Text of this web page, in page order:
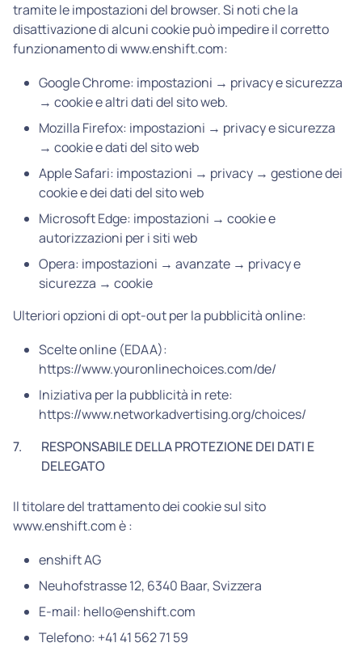
tramite le impostazioni del browser. Si noti che la
disattivazione di alcuni cookie può impedire il corretto
funzionamento di www.enshift.com:
Google Chrome: impostazioni → privacy e sicurezza
→ cookie e altri dati del sito web.
Mozilla Firefox: impostazioni → privacy e sicurezza
→ cookie e dati del sito web
Apple Safari: impostazioni → privacy → gestione dei
cookie e dei dati del sito web
Microsoft Edge: impostazioni → cookie e
autorizzazioni per i siti web
Opera: impostazioni → avanzate → privacy e
sicurezza → cookie
Ulteriori opzioni di opt-out per la pubblicità online:
Scelte online (EDAA):
https://www.youronlinechoices.com/de/
Iniziativa per la pubblicità in rete:
https://www.networkadvertising.org/choices/
7.
RESPONSABILE DELLA PROTEZIONE DEI DATI E
DELEGATO
Il titolare del trattamento dei cookie sul sito
www.enshift.com è :
enshift AG
Neuhofstrasse 12, 6340 Baar, Svizzera
E-mail: hello@enshift.com
Telefono: +41 41 562 71 59